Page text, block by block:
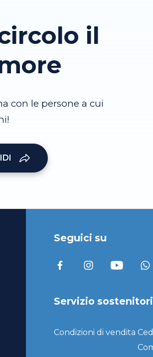
il
con le persone a cui
Seguici su
Servizio sostenitori
Condizioni di vendita